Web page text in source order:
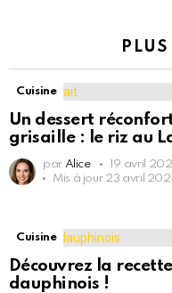
Cuisine
Un dessert
grisaille : le riz au
par Alice
19 avril
Mis à jour 23 avril
Cuisine
Découvrez la
dauphinois !